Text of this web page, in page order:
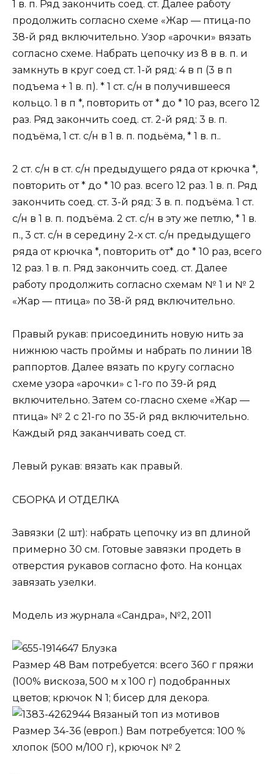
1 в. п. Ряд закончить соед. ст. Далее работу
продолжить согласно схеме «Жар — птица-по
38-й ряд включительно. Узop «арочки» вязать
согласно схеме. Набрать цепочку из 8 в в. п. и
замкнуть в круг соед ст. 1-й ряд: 4 в п (3 в п
подъема + 1 в. п). * 1 ст. с/н в получившееся
кольцо. 1 в п *, повторить от * до * 10 раз, всего 12
раз. Ряд закончить соед. ст. 2-й ряд: 3 в. п.
подъёма, 1 ст. с/н в 1 в. п. подьёма, * 1 в. п..
2 ст. с/н в ст. с/н предыдущего ряда от крючка *,
повторить от * до * 10 раз. всего 12 раз. 1 в. п. Ряд
закончить соед. ст. 3-й ряд: 3 в. п. подъёма. 1 ст.
с/н в 1 в. п. подъёма. 2 ст. с/н в эту же петлю, * 1 в.
п., 3 ст. с/н в середину 2-х ст. с/н предыдущего
ряда от крючка *, повторить от* до * 10 раз, всего
12 раз. 1 в. п. Ряд закончить соед. ст. Далее
работу продолжить согласно схемам № 1 и № 2
«Жар — птица» по 38-й ряд включительно.
Правый рукав: присоединить новую нить за
нижнюю часть проймы и набрать по линии 18
раппортов. Далее вязать по кругу согласно
схеме узора «арочки» с 1-го по 39-й ряд
включительно. Затем со-гласно схеме «Жар —
птица» № 2 с 21-го по 35-й ряд включительно.
Каждый ряд заканчивать соед ст.
Левый рукав: вязать как правый.
СБОРКА И ОТДЕЛКА
Завязки (2 шт): набрать цепочку из вп длиной
примерно 30 см. Готовые завязки продеть в
отверстия рукавов согласно фото. На концах
завязать узелки.
Модель из журнала «Сандра», №2, 2011
Блузка
Размер 48 Вам потребуется: всего 360 г пряжи
(100% вискоза, 500 м х 100 г) подобранных
цветов; крючок N 1; бисер для декора.
Вязаный топ из мотивов
Размер 34-36 (европ.) Вам потребуется: 100 %
хлопок (500 м/100 г), крючок № 2